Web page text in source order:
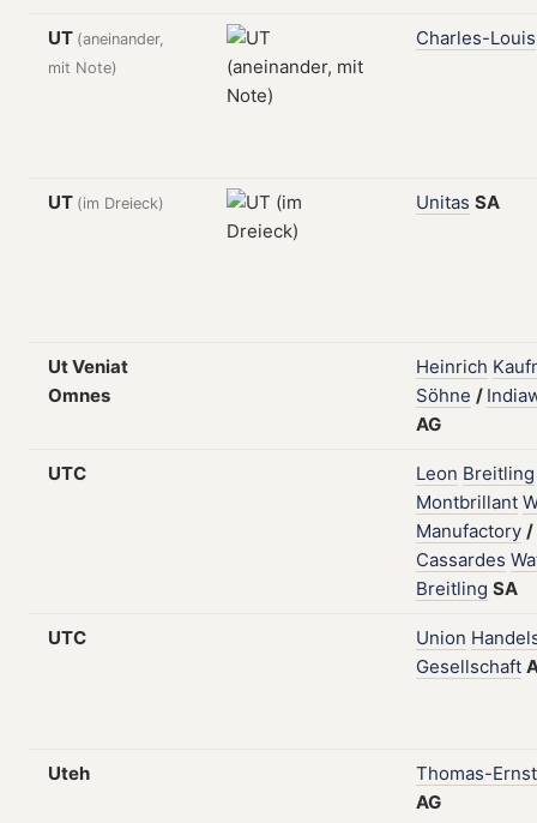
UT (aneinander,
mit Note)
Charles-Louis
UT (im Dreieck) Unitas SA
Ut Veniat
Omnes
Heinrich
Söhne /
AG
UTC Leon Breitling
Montbrillant
Manufactory /
Cassardes
Breitling SA
UTC Union
Gesellschaft
Uteh
Thomas-Ernst
AG